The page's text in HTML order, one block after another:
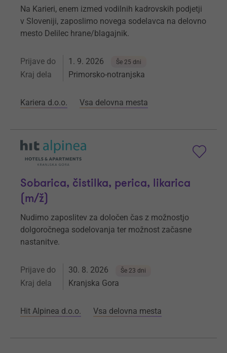
Na Karieri, enem izmed vodilnih kadrovskih podjetji
v Sloveniji, zaposlimo novega sodelavca na delovno
mesto Delilec hrane/blagajnik.
Prijave do 1. 9. 2026 Še 25 dni
Kraj dela Primorsko-notranjska
Kariera d.o.o. Vsa delovna mesta
Sobarica, čistilka, perica, likarica
(m/ž)
Nudimo zaposlitev za določen čas z možnostjo
dolgoročnega sodelovanja ter možnost začasne
nastanitve.
Prijave do 30. 8. 2026 Še 23 dni
Kraj dela Kranjska Gora
Hit Alpinea d.o.o. Vsa delovna mesta